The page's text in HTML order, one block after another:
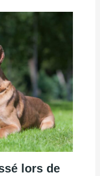
lors de